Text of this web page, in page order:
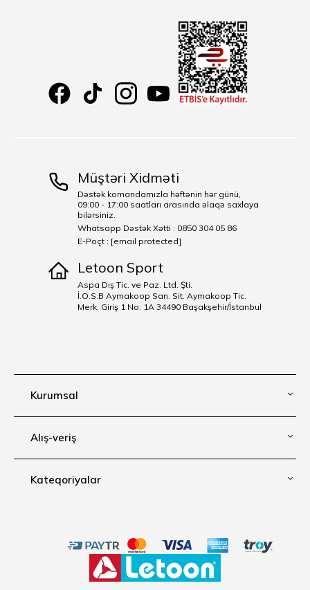
Kurumsal
Alış-veriş
Kateqoriyalar
Müştəri Xidməti
Dəstək komandamızla həftənin hər günü,
09:00 - 17:00 saatları arasında əlaqə saxlaya
bilərsiniz.
Whatsapp Dəstək Xətti : 0850 304 05 86
E-Poçt : [email protected]
Letoon Sport
Aspa Dış Tic. ve Paz. Ltd. Şti.
İ.O.S.B Aymakoop San. Sit. Aymakoop Tic.
Merk. Giriş 1 No: 1A 34490 Başakşehir/İstanbul